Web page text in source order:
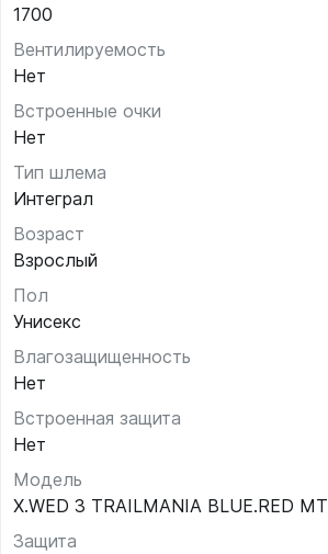
1700
Вентилируемость
Нет
Встроенные очки
Нет
Тип шлема
Интеграл
Возраст
Взрослый
Пол
Унисекс
Влагозащищенность
Нет
Встроенная защита
Нет
Модель
X.WED 3 TRAILMANIA BLUE.RED MT
Защита